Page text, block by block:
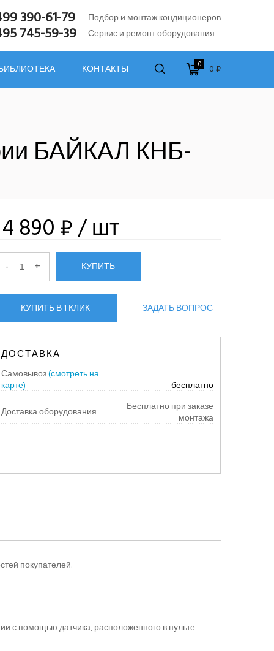
390-61-79 Подбор и монтаж кондиционеров
745-59-39 Сервис и ремонт оборудования
КОНТАКТЫ 0 0 ₽
БАЙКАЛ КНБ-
890 ₽/ шт
- + КУПИТЬ
КУПИТЬ В 1 КЛИК ЗАДАТЬ ВОПРОС
ДОСТАВКА
Самовывоз(смотреть на
карте)
бесплатно
Доставка оборудования
Бесплатно при заказе
монтажа
покупателей.
с помощью датчика, расположенного в пульте